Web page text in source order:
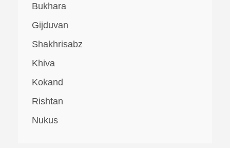
Bukhara
Gijduvan
Shakhrisabz
Khiva
Kokand
Rishtan
Nukus